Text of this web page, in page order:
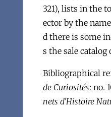
321), lists in the
ector by the
d there is some
s the sale
Bibliographical
de Curiosités: no.
nets d'Histoire